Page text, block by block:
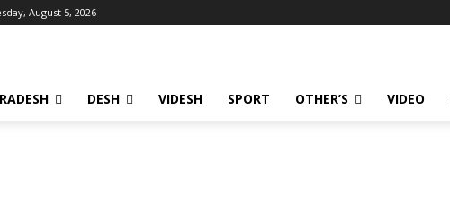
August 5, 2026
DESH VIDESH SPORT OTHER’S VIDEO